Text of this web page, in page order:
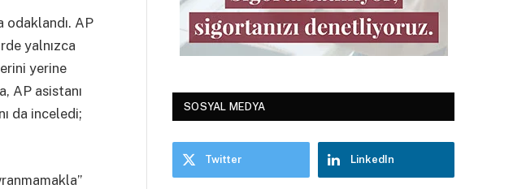
odaklandı. AP
yalnızca
yerine
AP asistanı
da inceledi;
SOSYAL MEDYA
Twitter LinkedIn